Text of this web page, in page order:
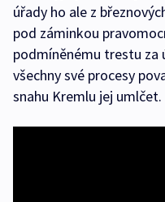
úřady ho ale z
pod záminkou
podmíněnému trestu za
všechny své procesy
snahu Kremlu jej umlčet.